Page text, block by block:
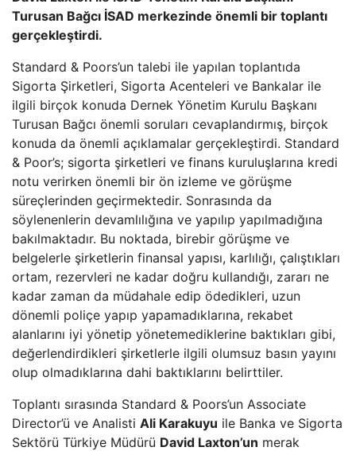
Turusan Bağcı İSAD merkezinde önemli bir toplantı
gerçekleştirdi.
Standard & Poors’un talebi ile yapılan toplantıda
Sigorta Şirketleri, Sigorta Acenteleri ve Bankalar ile
ilgili birçok konuda Dernek Yönetim Kurulu Başkanı
Turusan Bağcı önemli soruları cevaplandırmış, birçok
konuda da önemli açıklamalar gerçekleştirdi. Standard
& Poor’s; sigorta şirketleri ve finans kuruluşlarına kredi
notu verirken önemli bir ön izleme ve görüşme
süreçlerinden geçirmektedir. Sonrasında da
söylenenlerin devamlılığına ve yapılıp yapılmadığına
bakılmaktadır. Bu noktada, birebir görüşme ve
belgelerle şirketlerin finansal yapısı, karlılığı, çalıştıkları
ortam, rezervleri ne kadar doğru kullandığı, zararı ne
kadar zaman da müdahale edip ödedikleri, uzun
dönemli poliçe yapıp yapamadıklarına, rekabet
alanlarını iyi yönetip yönetemediklerine baktıkları gibi,
değerlendirdikleri şirketlerle ilgili olumsuz basın yayını
olup olmadıklarına dahi baktıklarını belirttiler.
Toplantı sırasında Standard & Poors’un Associate
Director’ü ve Analisti Ali Karakuyu ile Banka ve Sigorta
Sektörü Türkiye Müdürü David Laxton’un merak